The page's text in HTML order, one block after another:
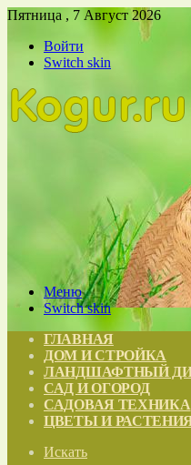
Пятница , 7 Август 2026
Войти
Switch skin
Меню
Switch skin
ГЛАВНАЯ
ДОМ И СТРОЙКА
ЛАНДШАФТНЫЙ
САД И ОГОРОД
САДОВАЯ ТЕХНИКА
ЦВЕТЫ И
Искать